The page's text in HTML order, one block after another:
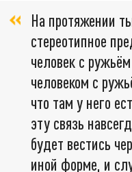
На протяжении
стереотипное
человек с
человеком с
что там у него
эту связь
будет вестись
иной форме, и